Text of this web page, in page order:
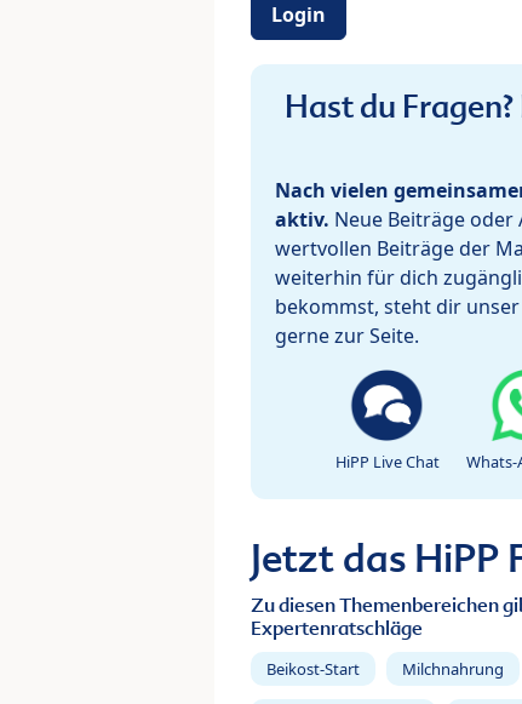
Login
Hast du
Nach vielen
aktiv. Neue Beiträge
wertvollen Beiträge der
weiterhin für dich
bekommst, steht dir unser
gerne zur Seite.
HiPP Live Chat Whats-
Jetzt das
Zu diesen Themenbereichen
Expertenratschläge
Beikost-Start Milchnahrung